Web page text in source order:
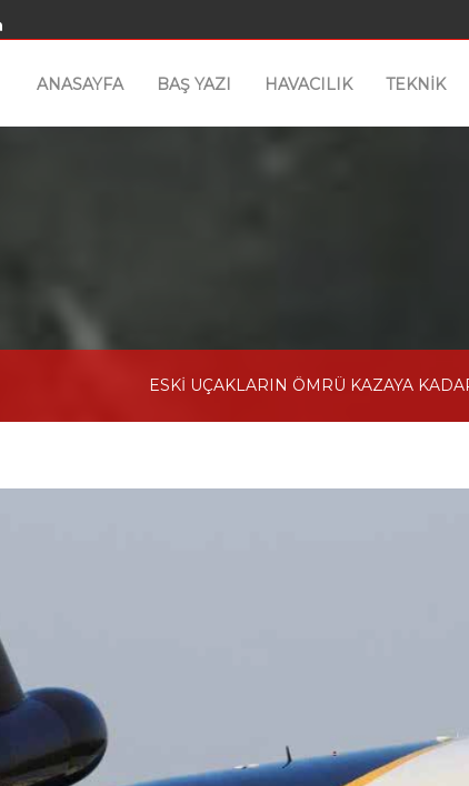
ANASAYFA BAŞ YAZI HAVACILIK TEKNİK
ESKİ UÇAKLARIN ÖMRÜ KAZAYA